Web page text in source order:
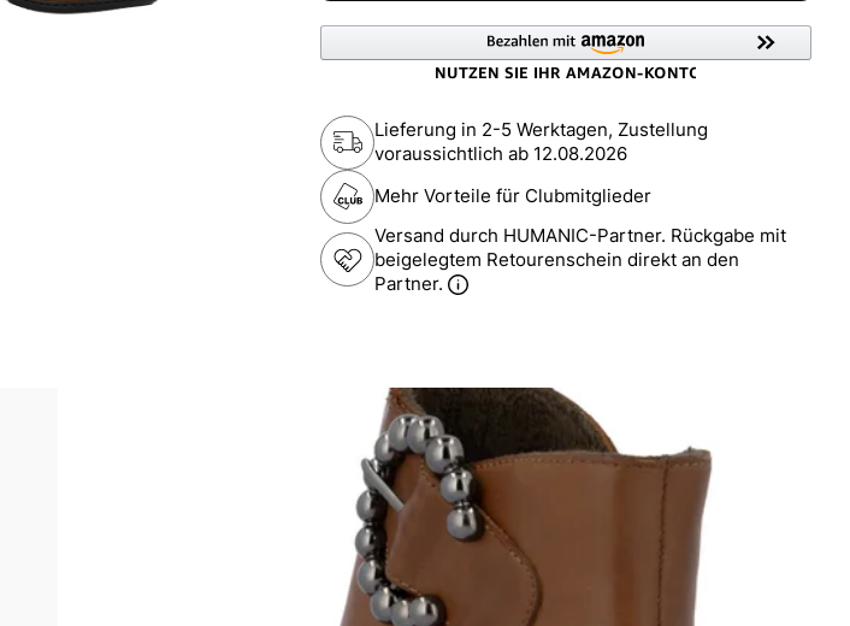
Lieferung in 2-5 Werktagen, Zustellung
voraussichtlich ab 12.08.2026
Mehr Vorteile für Clubmitglieder
Versand durch HUMANIC-Partner. Rückgabe mit
beigelegtem Retourenschein direkt an den
Partner.